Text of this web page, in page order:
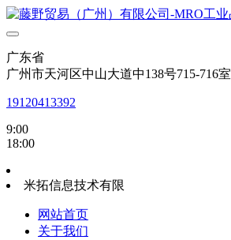
广东省
广州市天河区中山大道中138号715-716室
19120413392
9:00
18:00
米拓信息技术有限
网站首页
关于我们